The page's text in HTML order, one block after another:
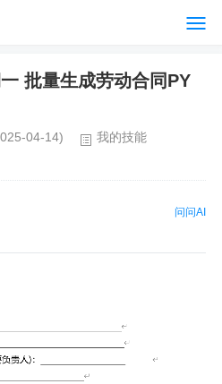
批量生成劳动合同PY
04-14)
我的技能
问问AI